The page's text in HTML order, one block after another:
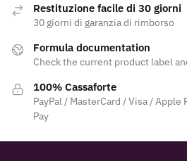
Restituzione facile di 30 giorni
30 giorni di garanzia di rimborso
Formula documentation
Check the current product label
100% Cassaforte
PayPal / MasterCard / Visa / Apple
Pay